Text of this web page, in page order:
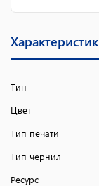
Тип
Цвет
Тип печати
Тип чернил
Ресурс